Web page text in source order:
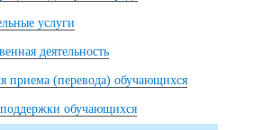
услуги
деятельность
приема (перевода) обучающихся
обучающихся